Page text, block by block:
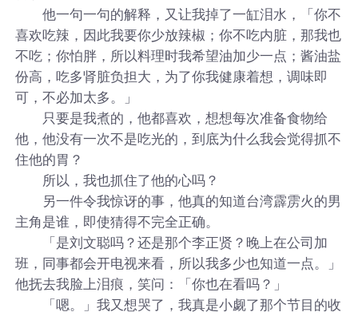
他一句一句的解释，又让我掉了一缸泪水，「你不
喜欢吃辣，因此我要你少放辣椒；你不吃内脏，那我也
不吃；你怕胖，所以料理时我希望油加少一点；酱油盐
份高，吃多肾脏负担大，为了你我健康着想，调味即
可，不必加太多。」
只要是我煮的，他都喜欢，想想每次准备食物给
他，他没有一次不是吃光的，到底为什么我会觉得抓不
住他的胃？
所以，我也抓住了他的心吗？
另一件令我惊讶的事，他真的知道台湾霹雳火的男
主角是谁，即使猜得不完全正确。
「是刘文聪吗？还是那个李正贤？晚上在公司加
班，同事都会开电视来看，所以我多少也知道一点。」
他抚去我脸上泪痕，笑问：「你也在看吗？」
「嗯。」我又想哭了，我真是小觑了那个节目的收